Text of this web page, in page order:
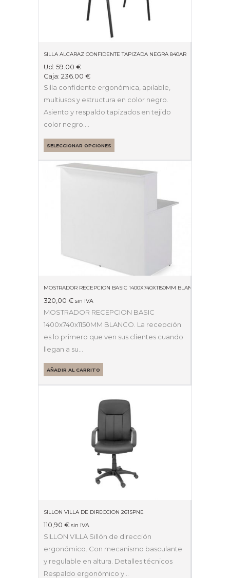
SILLA ALCARAZ CONFIDENTE TAPIZADA NEGRA 840AR
Ud: 59.00 €
Caja: 236.00 €
Silla confidente ergonómica, apilable,
multiusos y estructura en color negro.
Asiento y respaldo tapizados en tejido
color negro.…
SELECCIONAR OPCIONES
MOSTRADOR RECEPCION BASIC 1400X740X1150MM BLANCO
320,00 € sin IVA
MOSTRADOR RECEPCION BASIC
1400x740x1150MM BLANCO. La recepción
es lo primero que ven sus clientes cuando
llegan a su…
AÑADIR AL CARRITO
SILLON VILLA DE DIRECCION 261SPNE
110,90 € sin IVA
SILLON VILLA Sillón de dirección
ergonómico. Con mecanismo basculante
y regulable en altura. Detalles técnicos
Respaldo ergonómico y…